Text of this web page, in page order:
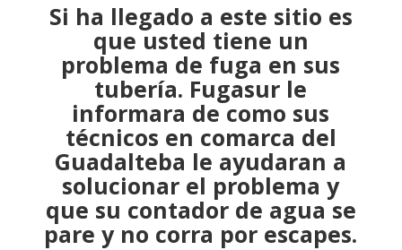
Si ha llegado a este sitio es
que usted tiene un
problema de fuga en sus
tubería. Fugasur le
informara de como sus
técnicos en comarca del
Guadalteba le ayudaran a
solucionar el problema y
que su contador de agua se
pare y no corra por escapes.